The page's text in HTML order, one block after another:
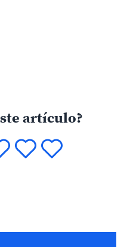
artículo?